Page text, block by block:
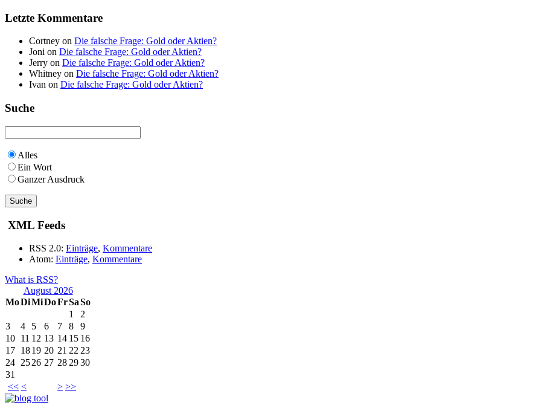
Letzte Kommentare
Cortney on Die falsche Frage: Gold oder Aktien?
Joni on Die falsche Frage: Gold oder Aktien?
Jerry on Die falsche Frage: Gold oder Aktien?
Whitney on Die falsche Frage: Gold oder Aktien?
Ivan on Die falsche Frage: Gold oder Aktien?
Suche
Alles
Ein Wort
Ganzer Ausdruck
XML Feeds
RSS 2.0: Einträge, Kommentare
Atom: Einträge, Kommentare
What is RSS?
August 2026
MoDiMiDoFrSaSo
<< < > >>
1
2
3
4 5 6 7 8
9
10 11 12 13 14 15 16
17 1819 20 21 22 23
24 2526 27 28 2930
31